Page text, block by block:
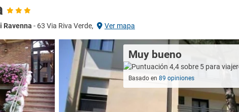
Ravenna - 63 Via Riva Verde, Ver mapa
Muy bueno
Basado en89 opiniones